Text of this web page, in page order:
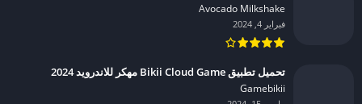
Avocado Milkshake‏
فبراير 4, 2024
تحميل تطبيق Bikii Cloud Game مهكر للاندرويد 2024
Gamebikii‏